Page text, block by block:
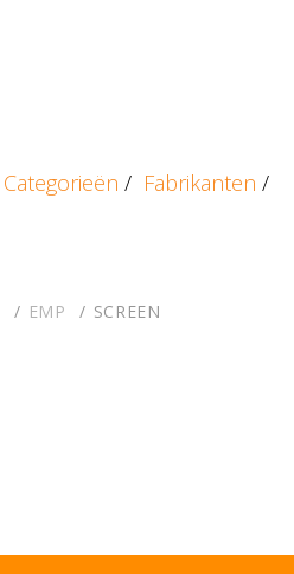
Categorieën / Fabrikanten /
EMP SCREEN